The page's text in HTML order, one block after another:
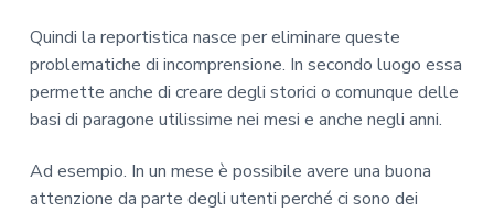
Quindi la reportistica nasce per eliminare queste
problematiche di incomprensione. In secondo luogo essa
permette anche di creare degli storici o comunque delle
basi di paragone utilissime nei mesi e anche negli anni.
Ad esempio. In un mese è possibile avere una buona
attenzione da parte degli utenti perché ci sono dei